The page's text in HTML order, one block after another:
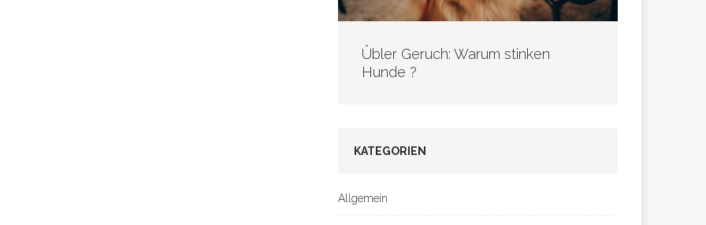
Übler Geruch: Warum stinken
Hunde ?
KATEGORIEN
Allgemein